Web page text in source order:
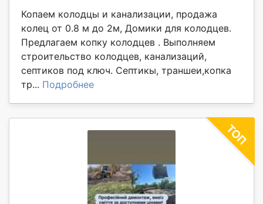
Копаем колодцы и канализации, продажа
колец от 0.8 м до 2м, Домики для колодцев.
Предлагаем копку колодцев . Выполняем
строительство колодцев, канализаций,
септиков под ключ. Септикы, траншеи,копка
тр... Подробнее